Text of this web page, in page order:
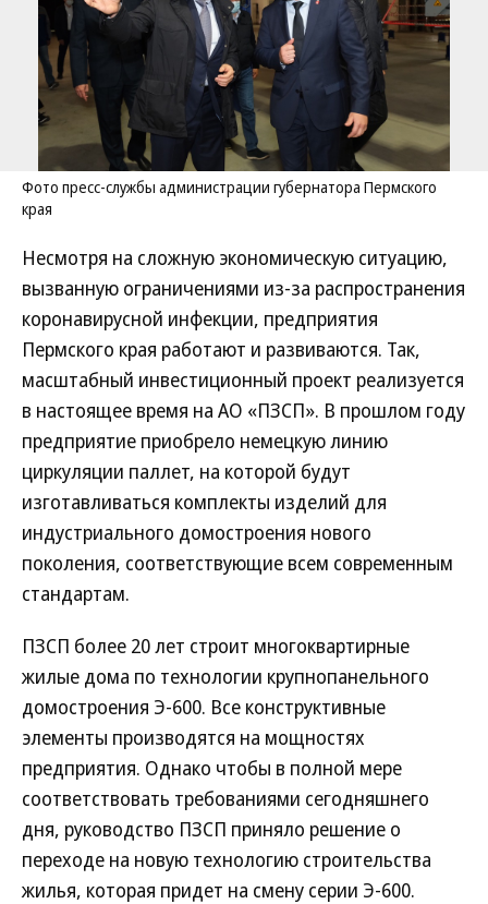
Фото пресс-службы администрации губернатора Пермского
края
Несмотря на сложную экономическую ситуацию,
вызванную ограничениями из-за распространения
коронавирусной инфекции, предприятия
Пермского края работают и развиваются. Так,
масштабный инвестиционный проект реализуется
в настоящее время на АО «ПЗСП». В прошлом году
предприятие приобрело немецкую линию
циркуляции паллет, на которой будут
изготавливаться комплекты изделий для
индустриального домостроения нового
поколения, соответствующие всем современным
стандартам.
ПЗСП более 20 лет строит многоквартирные
жилые дома по технологии крупнопанельного
домостроения Э-600. Все конструктивные
элементы производятся на мощностях
предприятия. Однако чтобы в полной мере
соответствовать требованиями сегодняшнего
дня, руководство ПЗСП приняло решение о
переходе на новую технологию строительства
жилья, которая придет на смену серии Э-600.